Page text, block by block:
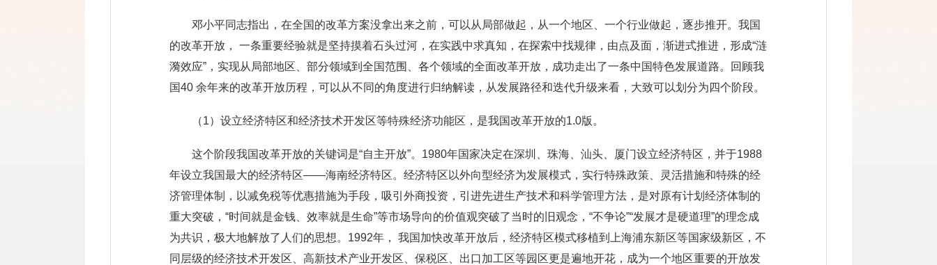
邓小平同志指出，在全国的改革方案没拿出来之前，可以从局部做起，从一个地区、一个行业做起，逐步推开。我国
的改革开放， 一条重要经验就是坚持摸着石头过河，在实践中求真知，在探索中找规律，由点及面，渐进式推进，形成“涟
漪效应”，实现从局部地区、部分领域到全国范围、各个领域的全面改革开放，成功走出了一条中国特色发展道路。回顾我
国40 余年来的改革开放历程，可以从不同的角度进行归纳解读，从发展路径和迭代升级来看，大致可以划分为四个阶段。
（1）设立经济特区和经济技术开发区等特殊经济功能区，是我国改革开放的1.0版。
这个阶段我国改革开放的关键词是“自主开放”。1980年国家决定在深圳、珠海、汕头、厦门设立经济特区，并于1988
年设立我国最大的经济特区——海南经济特区。经济特区以外向型经济为发展模式，实行特殊政策、灵活措施和特殊的经
济管理体制，以减免税等优惠措施为手段，吸引外商投资，引进先进生产技术和科学管理方法，是对原有计划经济体制的
重大突破，“时间就是金钱、效率就是生命”等市场导向的价值观突破了当时的旧观念，“不争论”“发展才是硬道理”的理念成
为共识，极大地解放了人们的思想。1992年， 我国加快改革开放后，经济特区模式移植到上海浦东新区等国家级新区，不
同层级的经济技术开发区、高新技术产业开发区、保税区、出口加工区等园区更是遍地开花，成为一个地区重要的开放发